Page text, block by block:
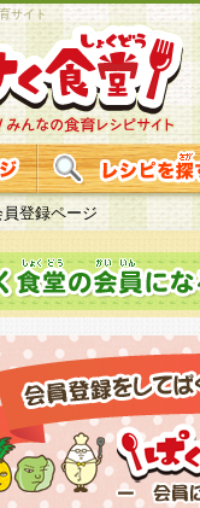
サイト
登録ページ